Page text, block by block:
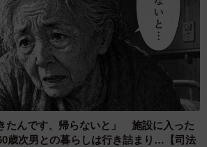
んさんは勉強も頑張りつつ、まずは
て願いを叶える冒険漫画（未完）を
描いた漫画でしたが、カゲプチに見
一蹴されます。
ボールペンで描くもんじゃねえ。万
たんです、帰らないと」 施設に入った
歳次男との暮らしは行き詰まり…【司法